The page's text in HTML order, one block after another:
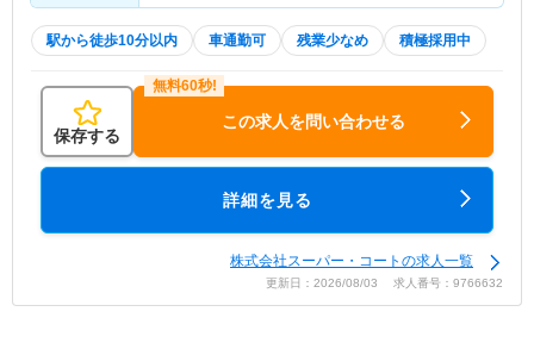
駅から徒歩10分以内 車通勤可 残業少なめ 積極採用中
保存する
この求人を問い合わせる
詳細を見る
株式会社スーパー・コートの求人一覧
更新日：2026/08/03 求人番号：9766632